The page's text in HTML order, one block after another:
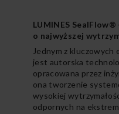
LUMINES
o najwyższej
Jednym z
jest autorska
opracowana przez
ona tworzenie
wysokiej
odpornych na